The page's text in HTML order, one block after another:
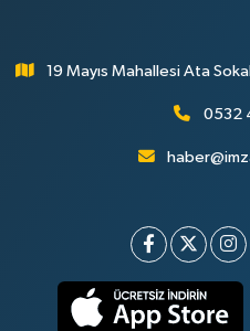
19 Mayıs Mahallesi Ata
0532